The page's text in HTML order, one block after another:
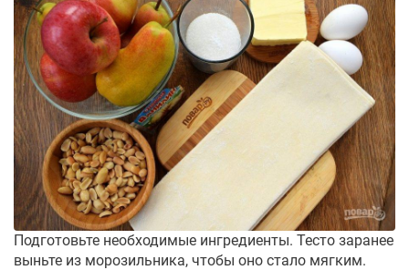
Подготовьте необходимые ингредиенты. Тесто заранее
выньте из морозильника, чтобы оно стало мягким.